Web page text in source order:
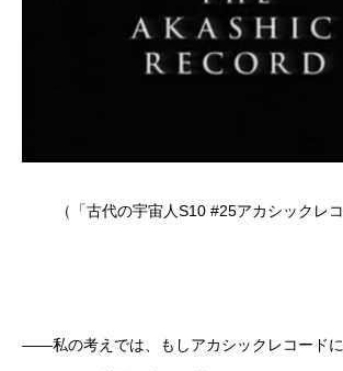
（「古代の宇宙人S10 #25アカシックレ
――私の考えでは、もしアカシックレコード